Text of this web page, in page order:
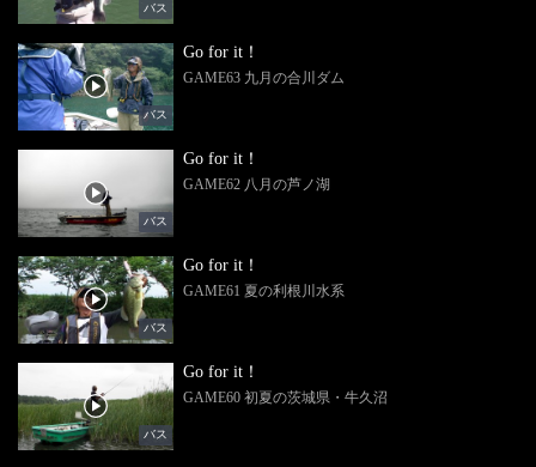
バス
バス
Go for it！
GAME63 九月の合川ダム
バス
Go for it！
GAME62 八月の芦ノ湖
バス
Go for it！
GAME61 夏の利根川水系
バス
Go for it！
GAME60 初夏の茨城県・牛久沼